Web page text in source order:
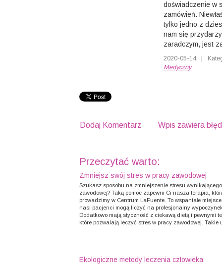
doświadczenie w
zamówień.
tylko jedno z
nam się
zaradczym, jest
2020-05-14 |
Medyczny
Dodaj Komentarz Wpis zawiera
Przeczytać warto:
Zmniejsz swój stres w pracy zawodowej
Szukasz sposobu na zmniejszenie stresu
zawodowej? Taką pomoc zapewni Ci nasza terapia,
prowadzimy w Centrum LaFuente. To wspaniałe
nasi pacjenci mogą liczyć na profesjonalny
Dodatkowo mają styczność z ciekawą dietą i pewnymi
które pozwalają leczyć stres w pracy zawodowej. Takie
Ekologiczne metody leczenia człowieka